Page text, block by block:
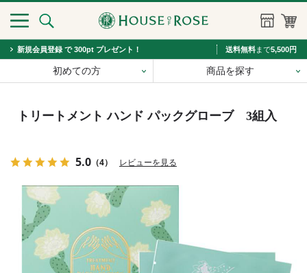
新規会員登録 で 300pt プレゼント！ 送料無料まで5,500円
初めての方 商品を探す
トリートメント ハンド パックグローブ 3組入
5.0（4） レビューを見る